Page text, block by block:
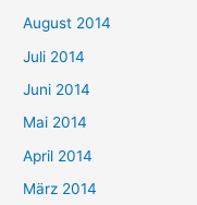
August 2014
Juli 2014
Juni 2014
Mai 2014
April 2014
März 2014